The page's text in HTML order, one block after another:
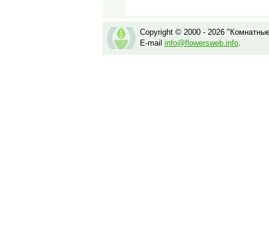
Copyright © 2000 - 2026
E-mail info@flowersweb.info.